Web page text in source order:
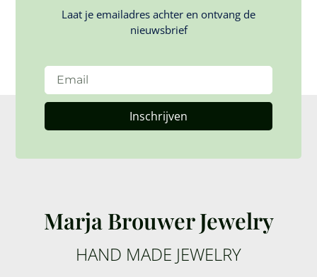
Laat je emailadres achter en ontvang de
nieuwsbrief
Inschrijven
Marja Brouwer Jewelry
HAND MADE JEWELRY